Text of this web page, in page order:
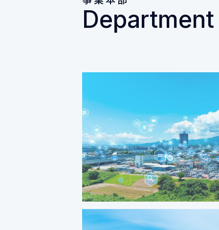
Department